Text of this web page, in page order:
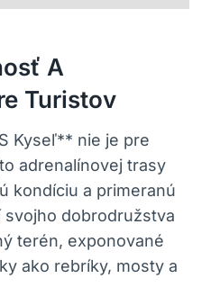
A
Turistov
Kyseľ** nie je pre
adrenalínovej trasy
kondíciu a primeranú
svojho dobrodružstva
terén, exponované
ako rebríky, mosty a